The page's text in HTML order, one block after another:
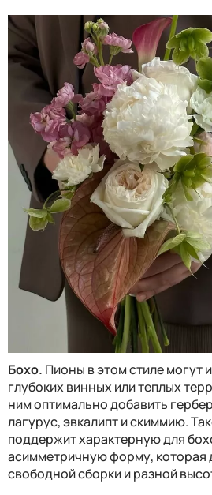
Бохо. Пионы в этом стиле могут
глубоких винных или теплых
ним оптимально добавить
лагурус, эвкалипт и скиммию.
поддержит характерную для
асимметричную форму, которая
свободной сборки и разной